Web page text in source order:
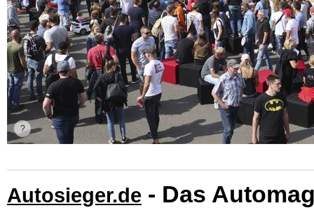
Autosieger.de - Das